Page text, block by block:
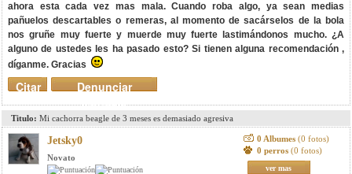
ahora esta cada vez mas mala. Cuando roba algo, ya sean medias
pañuelos descartables o remeras, al momento de sacárselos de la bola
nos gruñe muy fuerte y muerde muy fuerte lastimándonos mucho. ¿A
alguno de ustedes les ha pasado esto? Si tienen alguna recomendación ,
díganme. Gracias
Denunciar
mensaje
Citar
Titulo: Mi cachorra beagle de 3 meses es demasiado agresiva
Jetsky0
Novato
0 Albumes (0 fotos)
0 perros (0 fotos)
ver mas